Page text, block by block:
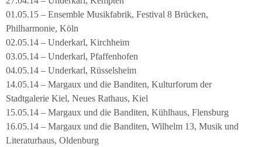
01.05.15 – Ensemble Musikfabrik, Festival 8 Brücken,
Philharmonie, Köln
02.05.14 – Underkarl, Kirchheim
03.05.14 – Underkarl, Pfaffenhofen
04.05.14 – Underkarl, Rüsselsheim
14.05.14 – Margaux und die Banditen, Kulturforum der
Stadtgalerie Kiel, Neues Rathaus, Kiel
15.05.14 – Margaux und die Banditen, Kühlhaus, Flensburg
16.05.14 – Margaux und die Banditen, Wilhelm 13, Musik und
Literaturhaus, Oldenburg